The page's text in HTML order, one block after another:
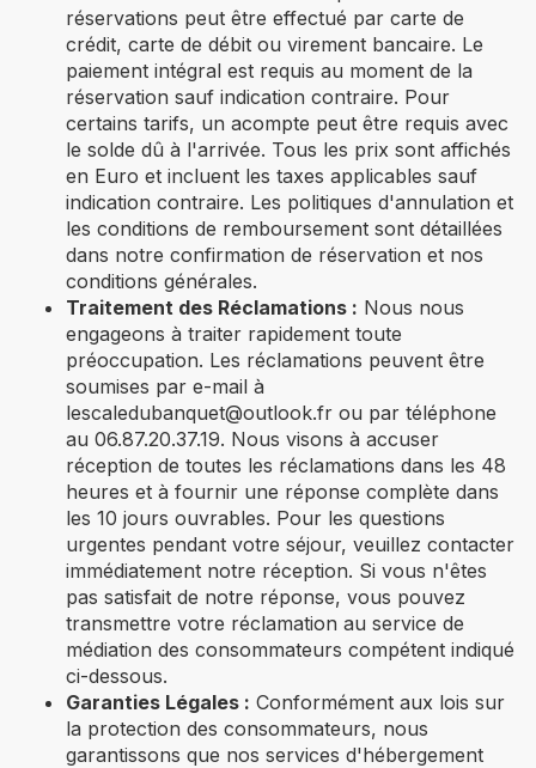
réservations peut être effectué par carte de
crédit, carte de débit ou virement bancaire. Le
paiement intégral est requis au moment de la
réservation sauf indication contraire. Pour
certains tarifs, un acompte peut être requis avec
le solde dû à l'arrivée. Tous les prix sont affichés
en Euro et incluent les taxes applicables sauf
indication contraire. Les politiques d'annulation et
les conditions de remboursement sont détaillées
dans notre confirmation de réservation et nos
conditions générales.
Traitement des Réclamations : Nous nous
engageons à traiter rapidement toute
préoccupation. Les réclamations peuvent être
soumises par e-mail à
lescaledubanquet@outlook.fr ou par téléphone
au 06.87.20.37.19. Nous visons à accuser
réception de toutes les réclamations dans les 48
heures et à fournir une réponse complète dans
les 10 jours ouvrables. Pour les questions
urgentes pendant votre séjour, veuillez contacter
immédiatement notre réception. Si vous n'êtes
pas satisfait de notre réponse, vous pouvez
transmettre votre réclamation au service de
médiation des consommateurs compétent indiqué
ci-dessous.
Garanties Légales : Conformément aux lois sur
la protection des consommateurs, nous
garantissons que nos services d'hébergement